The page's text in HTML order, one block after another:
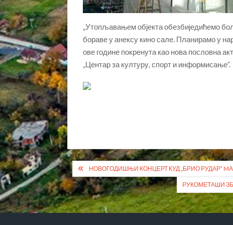
„Утопљавањем објекта обезбиједићемо
бораве у анексу кино сале. Планирамо у
ове године покренута као нова пословна
„Центар за културу, спорт и информисање“.
Кретање
чланка
НОВОГОДИШЊИ КОНЦЕРТ КУД „БРИО РУДАР“
РУКОМЕТАШИ